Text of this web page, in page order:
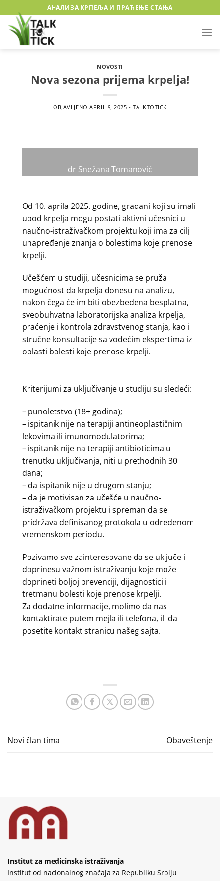
na
sadržaj
АНАЛИЗА КРПЕЉА И ПРАЋЕЊЕ СТАЊА
NOVOSTI
Nova sezona prijema krpelja!
OBJAVLJENOAPRIL 9, 2025 -TALKTOTICK
dr Snežana Tomanović
Od 10. aprila 2025. godine, građani koji su imali
ubod krpelja mogu postati aktivni učesnici u
naučno-istraživačkom projektu koji ima za cilj
unapređenje znanja o bolestima koje prenose
krpelji.
Učešćem u studiji, učesnicima se pruža
mogućnost da krpelja donesu na analizu,
nakon čega će im biti obezbeđena besplatna,
sveobuhvatna laboratorijska analiza krpelja,
praćenje i kontrola zdravstvenog stanja, kao i
stručne konsultacije sa vodećim ekspertima iz
oblasti bolesti koje prenose krpelji.
Kriterijumi za uključivanje u studiju su sledeći:
– punoletstvo (18+ godina);
– ispitanik nije na terapiji antineoplastičnim
lekovima ili imunomodulatorima;
– ispitanik nije na terapiji antibioticima u
trenutku uključivanja, niti u prethodnih 30
dana;
– da ispitanik nije u drugom stanju;
– da je motivisan za učešće u naučno-
istraživačkom projektu i spreman da se
pridržava definisanog protokola u određenom
vremenskom periodu.
Pozivamo sve zainteresovane da se uključe i
doprinesu važnom istraživanju koje može
doprineti boljoj prevenciji, dijagnostici i
tretmanu bolesti koje prenose krpelji.
Za dodatne informacije, molimo da nas
kontaktirate putem mejla ili telefona, ili da
posetite kontaktstranicu našeg sajta.
Novi član tima Obaveštenje
Institut za medicinska istraživanja
Institut od nacionalnog značaja za Republiku Srbiju